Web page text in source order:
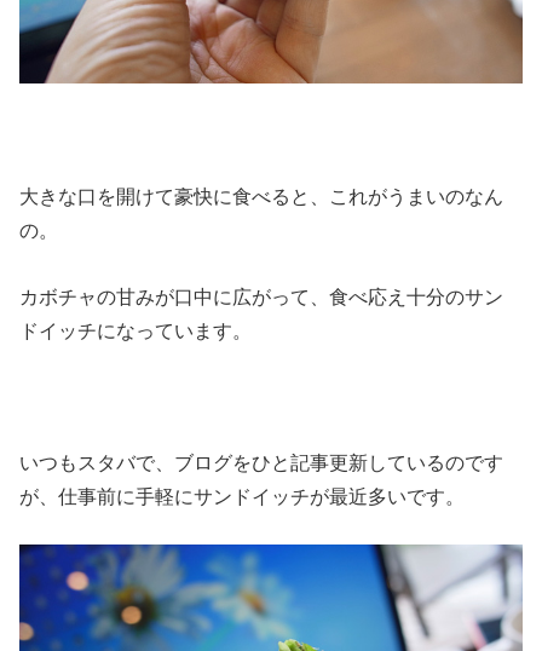
大きな口を開けて豪快に食べると、これがうまいのなん
の。
カボチャの甘みが口中に広がって、食べ応え十分のサン
ドイッチになっています。
いつもスタバで、ブログをひと記事更新しているのです
が、仕事前に手軽にサンドイッチが最近多いです。